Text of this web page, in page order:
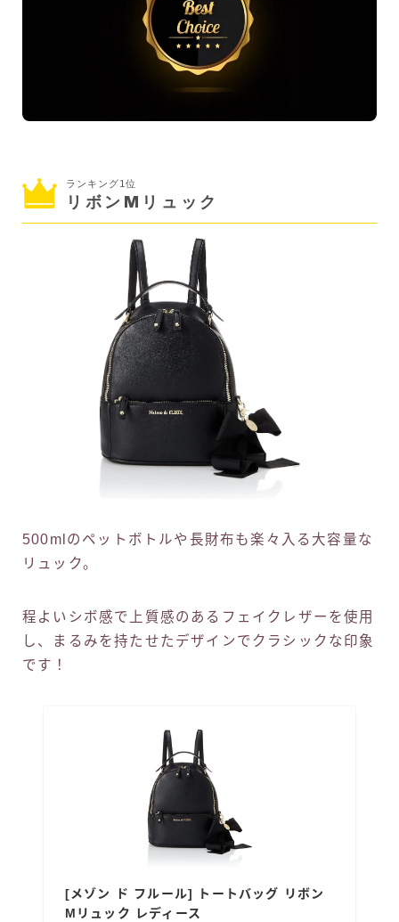
ランキング1位
リボンMリュック
500mlのペットボトルや長財布も楽々入る大容量な
リュック。
程よいシボ感で上質感のあるフェイクレザーを使用
し、まるみを持たせたデザインでクラシックな印象
です！
[メゾン ド フルール] トートバッグ リボン
Mリュック レディース